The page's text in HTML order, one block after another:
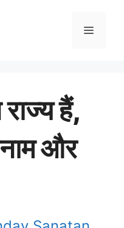
Menu
हैं,
और